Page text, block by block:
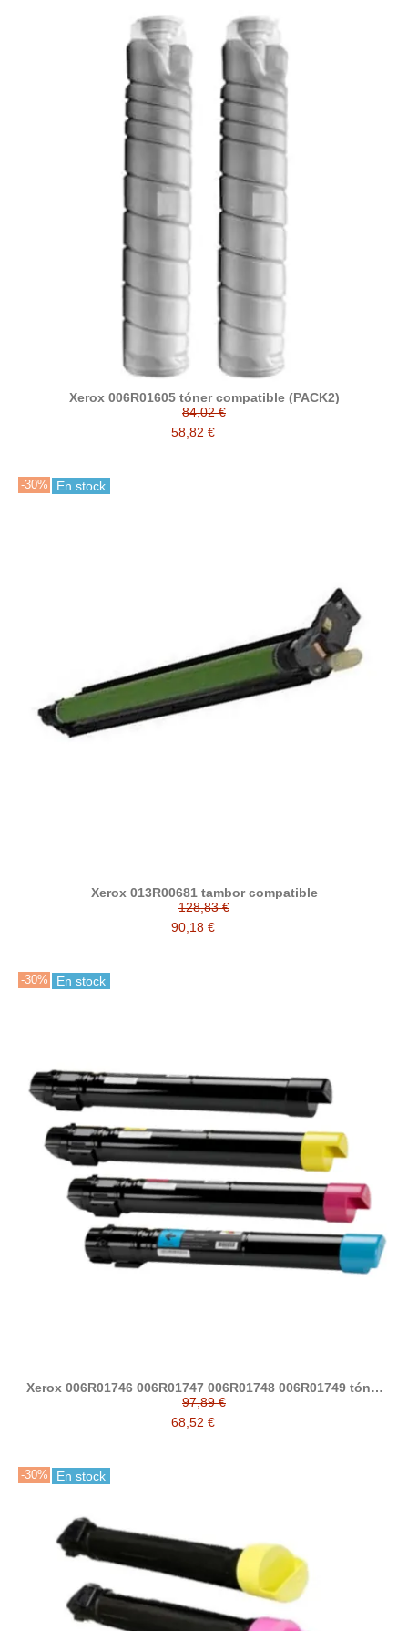
Xerox 006R01605 tóner compatible (PACK2)
84,02 €
58,82 €
-30% En stock
Xerox 013R00681 tambor compatible
128,83 €
90,18 €
-30% En stock
Xerox 006R01746 006R01747 006R01748 006R01749 tóner
compatible
97,89 €
68,52 €
-30% En stock